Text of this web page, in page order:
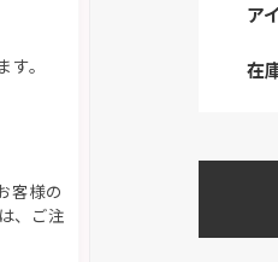
。
客様の
、ご注
ア
在